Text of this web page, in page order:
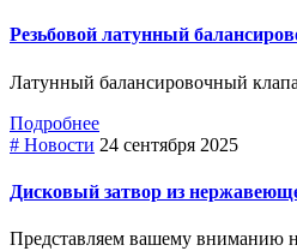
Резьбовой латунный
Латунный балансировочный
Подробнее
# Новости 24 сентября 2025
Дисковый затвор из
Представляем вашему вниманию